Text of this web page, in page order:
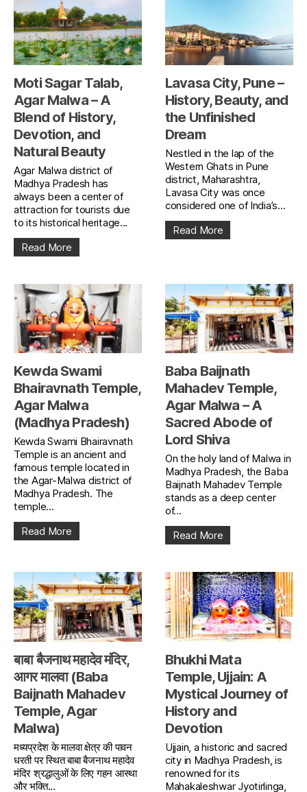
Moti Sagar Talab,
Agar Malwa – A
Blend of History,
Devotion, and
Natural Beauty
Agar Malwa district of
Madhya Pradesh has
always been a center of
attraction for tourists due
to its historical heritage...
Read More
Lavasa City, Pune –
History, Beauty, and
the Unfinished
Dream
Nestled in the lap of the
Western Ghats in Pune
district, Maharashtra,
Lavasa City was once
considered one of India’s...
Read More
Kewda Swami
Bhairavnath Temple,
Agar Malwa
(Madhya Pradesh)
Kewda Swami Bhairavnath
Temple is an ancient and
famous temple located in
the Agar-Malwa district of
Madhya Pradesh. The
temple...
Read More
Baba Baijnath
Mahadev Temple,
Agar Malwa – A
Sacred Abode of
Lord Shiva
On the holy land of Malwa in
Madhya Pradesh, the Baba
Baijnath Mahadev Temple
stands as a deep center
of...
Read More
बाबा बैजनाथ महादेव मंदिर,
आगर मालवा (Baba
Baijnath Mahadev
Temple, Agar
Malwa)
मध्यप्रदेश के मालवा क्षेत्र की पावन
धरती पर स्थित बाबा बैजनाथ महादेव
मंदिर श्रद्धालुओं के लिए गहन आस्था
और भक्ति...
Bhukhi Mata
Temple, Ujjain: A
Mystical Journey of
History and
Devotion
Ujjain, a historic and sacred
city in Madhya Pradesh, is
renowned for its
Mahakaleshwar Jyotirlinga,